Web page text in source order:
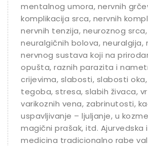
mentalnog umora, nervnih
komplikacija srca, nervnih
nervnih tenzija, neuroznog
neuralgičnih bolova, neuralgija,
nervnog sustava koji na
opušta, raznih parazita i
crijevima, slabosti, slabosti
tegoba, stresa, slabih živaca,
varikoznih vena, zabrinutosti,
uspavljivanje – ljuljanje, u
magični prašak, itd. Ajurvedska
medicina tradicionalno rabe